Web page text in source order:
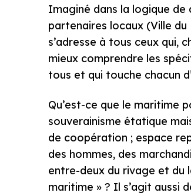
Imaginé dans la logique de
partenaires locaux (Ville du
s’adresse à tous ceux qui,
mieux comprendre les
tous et qui touche chacun
Qu’est-ce que le maritime
souverainisme étatique
de coopération ; espace
des hommes, des
entre-deux du rivage et du
maritime » ? Il s’agit aussi